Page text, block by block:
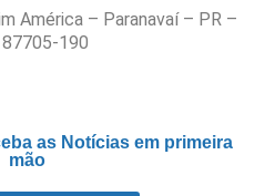
América – Paranavaí – PR –
87705-190
as Notícias em primeira
mão